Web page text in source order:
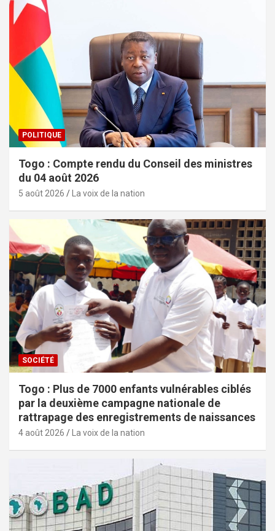
POLITIQUE
Togo : Compte rendu du Conseil des ministres
du 04 août 2026
5 août 2026 La voix de la nation
SOCIÉTÉ
Togo : Plus de 7000 enfants vulnérables ciblés
par la deuxième campagne nationale de
rattrapage des enregistrements de naissances
4 août 2026 La voix de la nation